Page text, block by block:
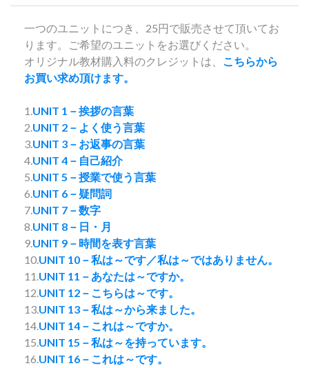
一つのユニットにつき、25円で販売させて頂いてお
ります。ご希望のユニットをお選びください。
オリジナル教材購入料のクレジットは、 こちらから
お買い求め頂けます。
1.UNIT 1－挨拶の言葉
2.UNIT 2－よく使う言葉
3.UNIT 3－お返事の言葉
4.UNIT 4－自己紹介
5.UNIT 5－授業で使う言葉
6.UNIT 6－疑問詞
7.UNIT 7－数字
8.UNIT 8－日・月
9.UNIT 9－時間を表す言葉
10.UNIT 10－私は～です／私は～ではありません。
11.UNIT 11－あなたは～ですか。
12.UNIT 12－こちらは～です。
13.UNIT 13－私は～から来ました。
14.UNIT 14－これは～ですか。
15.UNIT 15－私は～を持っています。
16.UNIT 16－これは～です。